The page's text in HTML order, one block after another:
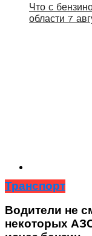
Что с
области 7
Транспорт
Водители не
некоторых